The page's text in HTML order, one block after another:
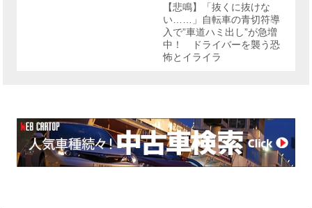
【悲鳴】「抜くに抜けな
い……」自転車の青切符導
入で”車道ハミ出し”が急増
中！ ドライバーを襲う恐
怖とイライラ